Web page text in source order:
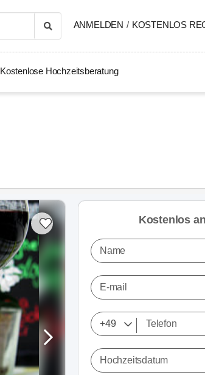
ANMELDEN / KOSTENLOS
Kostenlose Hochzeitsberatung
Kostenlos
Name
E-mail
Hochzeitsdatum